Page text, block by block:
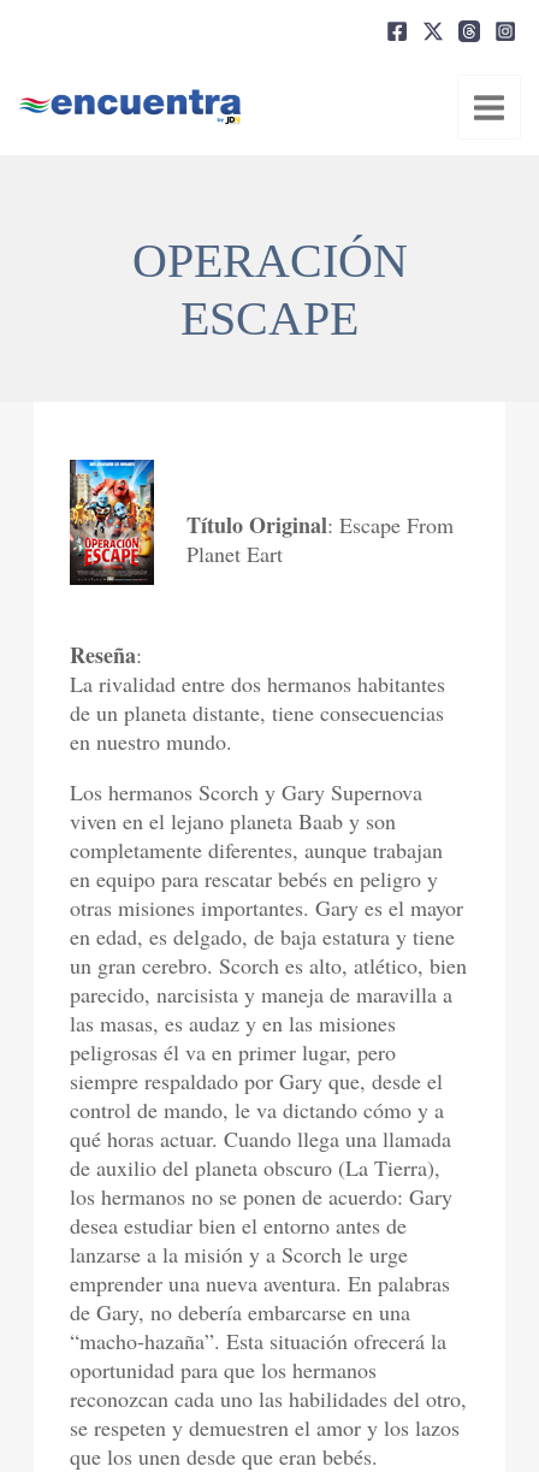
OPERACIÓN
ESCAPE
Título Original: Escape From
Planet Eart
Reseña:
La rivalidad entre dos hermanos habitantes
de un planeta distante, tiene consecuencias
en nuestro mundo.
Los hermanos Scorch y Gary Supernova
viven en el lejano planeta Baab y son
completamente diferentes, aunque trabajan
en equipo para rescatar bebés en peligro y
otras misiones importantes. Gary es el mayor
en edad, es delgado, de baja estatura y tiene
un gran cerebro. Scorch es alto, atlético, bien
parecido, narcisista y maneja de maravilla a
las masas, es audaz y en las misiones
peligrosas él va en primer lugar, pero
siempre respaldado por Gary que, desde el
control de mando, le va dictando cómo y a
qué horas actuar. Cuando llega una llamada
de auxilio del planeta obscuro (La Tierra),
los hermanos no se ponen de acuerdo: Gary
desea estudiar bien el entorno antes de
lanzarse a la misión y a Scorch le urge
emprender una nueva aventura. En palabras
de Gary, no debería embarcarse en una
“macho-hazaña”. Esta situación ofrecerá la
oportunidad para que los hermanos
reconozcan cada uno las habilidades del otro,
se respeten y demuestren el amor y los lazos
que los unen desde que eran bebés.